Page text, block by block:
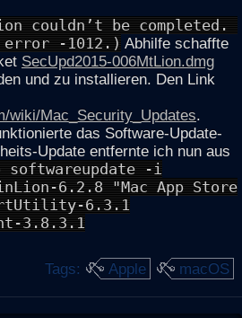
couldn’t be completed.
error -1012.) Abhilfe schaffte
SecUpd2015-006MtLion.dmg
und zu installieren. Den Link
wiki/Mac_Security_Updates.
das Software-Update-
Update entfernte ich nun aus
softwareupdate -i
6.2.8 "Mac App Store
6.3.1
3.8.3.1
Tags: Apple macOS